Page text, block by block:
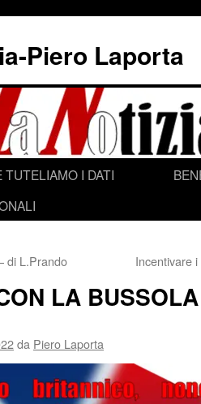
Piero Laporta
TUTELIAMO I DATI
di L.Prando Incentivare
LA
da Piero Laporta